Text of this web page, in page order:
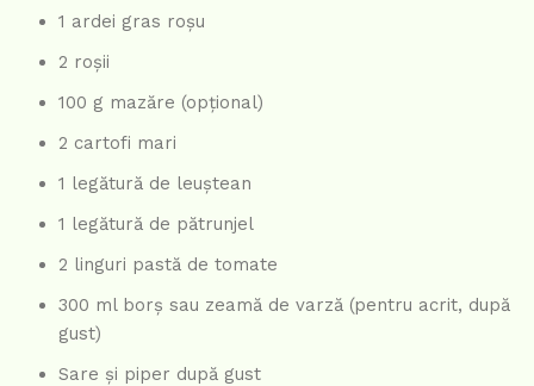
1 ardei gras roșu
2 roșii
100 g mazăre (opțional)
2 cartofi mari
1 legătură de leuștean
1 legătură de pătrunjel
2 linguri pastă de tomate
300 ml borș sau zeamă de varză (pentru acrit, după
gust)
Sare și piper după gust